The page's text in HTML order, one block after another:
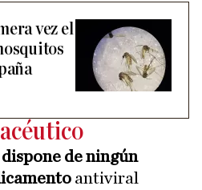
vez el
dispone de ningún
antiviral